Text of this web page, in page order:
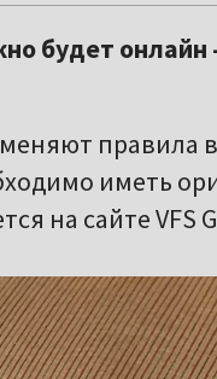
будет онлайн
правила
иметь
на сайте VFS